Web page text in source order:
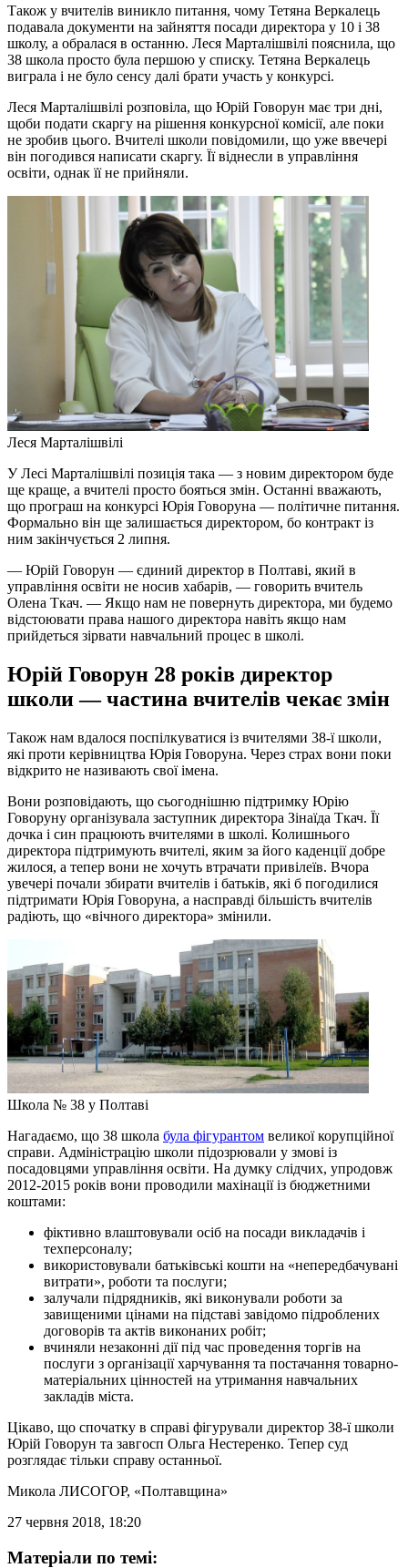
Також у вчителів виникло питання, чому Тетяна Веркалець
подавала документи на зайняття посади директора у 10 і 38
школу, а обралася в останню. Леся Марталішвілі пояснила, що
38 школа просто була першою у списку. Тетяна Веркалець
виграла і не було сенсу далі брати участь у конкурсі.
Леся Марталішвілі розповіла, що Юрій Говорун має три дні,
щоби подати скаргу на рішення конкурсної комісії, але поки
не зробив цього. Вчителі школи повідомили, що уже ввечері
він погодився написати скаргу. Її віднесли в управління
освіти, однак її не прийняли.
Леся Марталішвілі
У Лесі Марталішвілі позиція така — з новим директором буде
ще краще, а вчителі просто бояться змін. Останні вважають,
що програш на конкурсі Юрія Говоруна — політичне питання.
Формально він ще залишається директором, бо контракт із
ним закінчується 2 липня.
— Юрій Говорун — єдиний директор в Полтаві, який в
управління освіти не носив хабарів, — говорить вчитель
Олена Ткач. — Якщо нам не повернуть директора, ми будемо
відстоювати права нашого директора навіть якщо нам
прийдеться зірвати навчальний процес в школі.
Юрій Говорун 28 років директор
школи — частина вчителів чекає змін
Також нам вдалося поспілкуватися із вчителями 38-ї школи,
які проти керівництва Юрія Говоруна. Через страх вони поки
відкрито не називають свої імена.
Вони розповідають, що сьогоднішню підтримку Юрію
Говоруну організувала заступник директора Зінаїда Ткач. Її
дочка і син працюють вчителями в школі. Колишнього
директора підтримують вчителі, яким за його каденції добре
жилося, а тепер вони не хочуть втрачати привілеїв. Вчора
увечері почали збирати вчителів і батьків, які б погодилися
підтримати Юрія Говоруна, а насправді більшість вчителів
радіють, що «вічного директора» змінили.
Школа № 38 у Полтаві
Нагадаємо, що 38 школа була фігурантом великої корупційної
справи. Адміністрацію школи підозрювали у змові із
посадовцями управління освіти. На думку слідчих, упродовж
2012-2015 років вони проводили махінації із бюджетними
коштами:
фіктивно влаштовували осіб на посади викладачів і
техперсоналу;
використовували батьківські кошти на «непередбачувані
витрати», роботи та послуги;
залучали підрядників, які виконували роботи за
завищеними цінами на підставі завідомо підроблених
договорів та актів виконаних робіт;
вчиняли незаконні дії під час проведення торгів на
послуги з організації харчування та постачання товарно-
матеріальних цінностей на утримання навчальних
закладів міста.
Цікаво, що спочатку в справі фігурували директор 38-ї школи
Юрій Говорун та завгосп Ольга Нестеренко. Тепер суд
розглядає тільки справу останньої.
Микола ЛИСОГОР, «Полтавщина»
27 червня 2018, 18:20
Матеріали по темі: